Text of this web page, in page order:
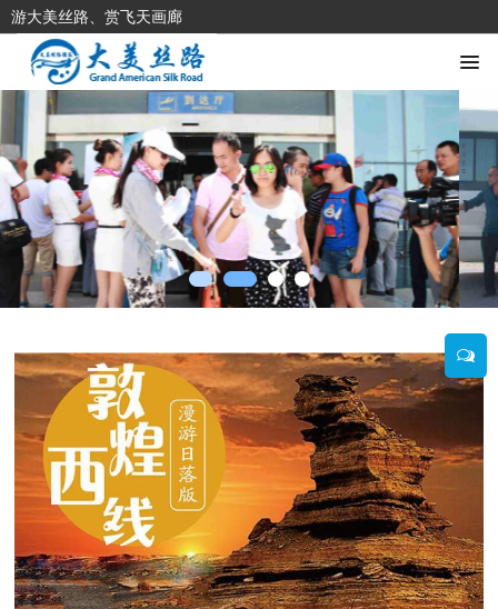
游大美丝路、赏飞天画廊